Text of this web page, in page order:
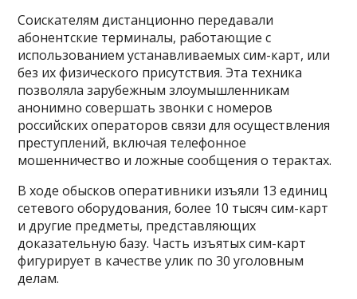
Соискателям дистанционно передавали
абонентские терминалы, работающие с
использованием устанавливаемых сим-карт, или
без их физического присутствия. Эта техника
позволяла зарубежным злоумышленникам
анонимно совершать звонки с номеров
российских операторов связи для осуществления
преступлений, включая телефонное
мошенничество и ложные сообщения о терактах.
В ходе обысков оперативники изъяли 13 единиц
сетевого оборудования, более 10 тысяч сим-карт
и другие предметы, представляющих
доказательную базу. Часть изъятых сим-карт
фигурирует в качестве улик по 30 уголовным
делам.